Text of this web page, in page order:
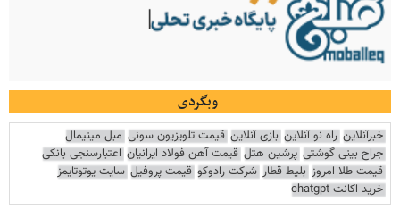
وبگردی
خبرآنلاین راه نو آنلاین بازی آنلاین قیمت تلویزیون سونی مبل مینیمال
جراح بینی گوشتی پرشین هتل قیمت آهن فولاد ایرانیان اعتبارسنجی بانکی
قیمت طلا امروز بلیط قطار شرکت رادوکو قیمت پروفیل سایت یوتوتایمز
خرید اکانت chatgpt